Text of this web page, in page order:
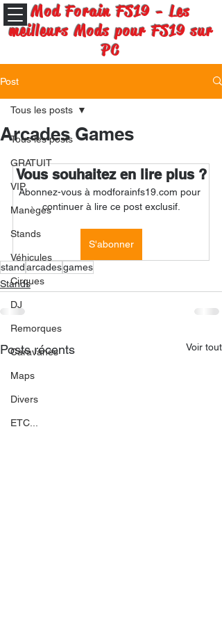
Mod Forain FS19 - Les
meilleurs Mods pour FS19 sur
PC
Post
Tous les posts
GRATUIT
VIP
Manèges
Stands
Véhicules
Cirques
DJ
Remorques
Caravanes
Maps
Divers
ETC...
Tous les posts
Arcades Games
Vous souhaitez en lire plus ?
Abonnez-vous à modforainfs19.com pour
continuer à lire ce post exclusif.
S'abonner
standarcadesgames
Stands
Posts récents Voir tout